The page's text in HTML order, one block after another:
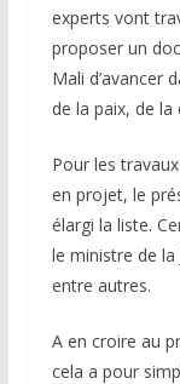
experts vont
proposer un
Mali d’avancer
de la paix, de
Pour les
en projet, le
élargi la liste.
le ministre de la
entre autres.
A en croire au
cela a pour